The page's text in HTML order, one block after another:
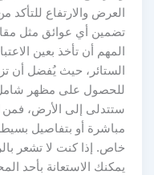
العرض والارتفاع للتأكد
تضمين أي عوائق مثل
المهم أن تأخذ بعين
للحصول على مظهر شامل.
ستتدلى إلى الأرض، فمن
مباشرة أو بتفاصيل
خاص. إذا كنت لا تشعر
يمكنك الاستعانة بأحد